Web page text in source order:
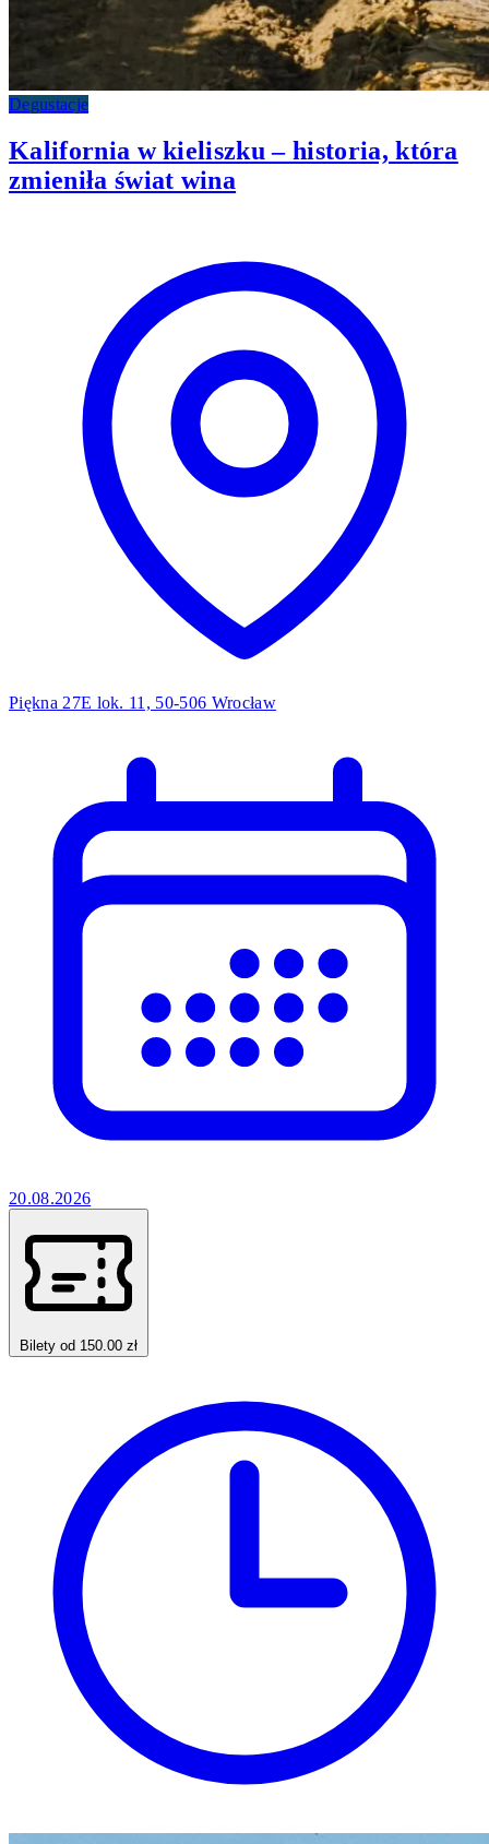
Degustacje
Kalifornia w kieliszku – historia, która
zmieniła świat wina
Piękna 27E lok. 11, 50-506 Wrocław
20.08.2026
Bilety od 150.00 zł